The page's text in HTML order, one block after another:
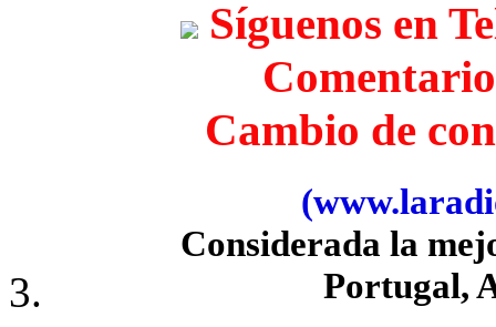
Síguenos en
Cambio de
Considerada la
Portugal,